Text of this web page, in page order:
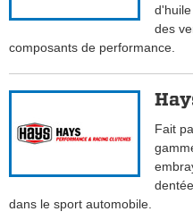
des
composants de performance.
Fait
dans le sport automobile.